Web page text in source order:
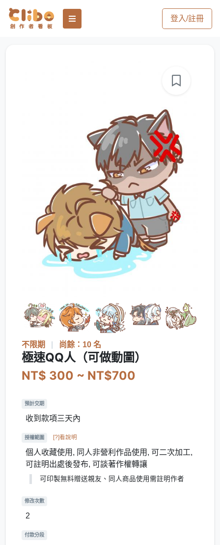
登入/註冊
不限期 尚餘：10 名
極速QQ人（可做動圖）
NT$ 300 ~ NT$700
預計交期
收到款項三天內
授權範圍 [?]看說明
個人收藏使用, 同人非營利作品使用, 可二次加工,
可註明出處後發布, 可談著作權轉讓
可印製無料贈送親友、同人商品使用需註明作者
修改次數
2
付款分段